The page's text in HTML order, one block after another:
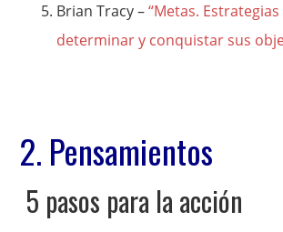
Brian Tracy –“Metas.
determinar y conquistar sus
2. Pensamientos
5 pasos para la acción